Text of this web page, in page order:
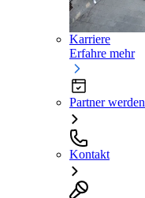
Karriere
Erfahre mehr
Partner werden
Kontakt